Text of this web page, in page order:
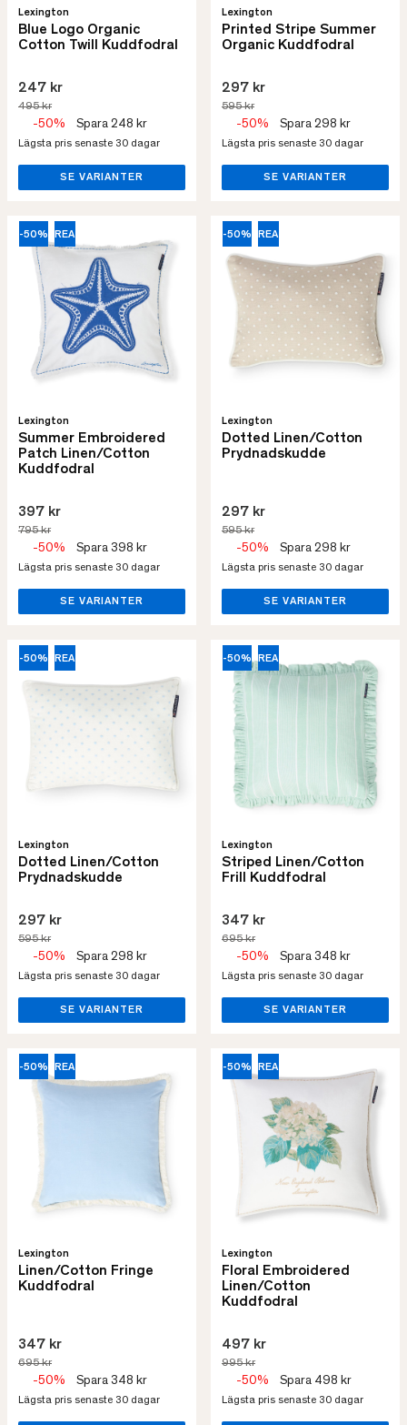
Lexington
Blue Logo Organic
Cotton Twill Kuddfodral
247 kr
495 kr
-50% Spara 248 kr
Lägsta pris senaste 30 dagar
SE VARIANTER
Lexington
Printed Stripe Summer
Organic Kuddfodral
297 kr
595 kr
-50% Spara 298 kr
Lägsta pris senaste 30 dagar
SE VARIANTER
-50% REA
Lexington
Summer Embroidered
Patch Linen/Cotton
Kuddfodral
397 kr
795 kr
-50% Spara 398 kr
Lägsta pris senaste 30 dagar
SE VARIANTER
-50% REA
Lexington
Dotted Linen/Cotton
Prydnadskudde
297 kr
595 kr
-50% Spara 298 kr
Lägsta pris senaste 30 dagar
SE VARIANTER
-50% REA
Lexington
Dotted Linen/Cotton
Prydnadskudde
297 kr
595 kr
-50% Spara 298 kr
Lägsta pris senaste 30 dagar
SE VARIANTER
-50% REA
Lexington
Striped Linen/Cotton
Frill Kuddfodral
347 kr
695 kr
-50% Spara 348 kr
Lägsta pris senaste 30 dagar
SE VARIANTER
-50% REA
Lexington
Linen/Cotton Fringe
Kuddfodral
347 kr
695 kr
-50% Spara 348 kr
Lägsta pris senaste 30 dagar
-50% REA
Lexington
Floral Embroidered
Linen/Cotton
Kuddfodral
497 kr
995 kr
-50% Spara 498 kr
Lägsta pris senaste 30 dagar